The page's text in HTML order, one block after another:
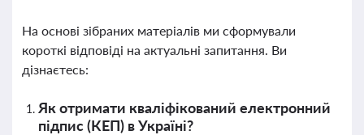
На основі зібраних матеріалів ми сформували
короткі відповіді на актуальні запитання. Ви
дізнаєтесь:
Як отримати кваліфікований електронний
підпис (КЕП) в Україні?